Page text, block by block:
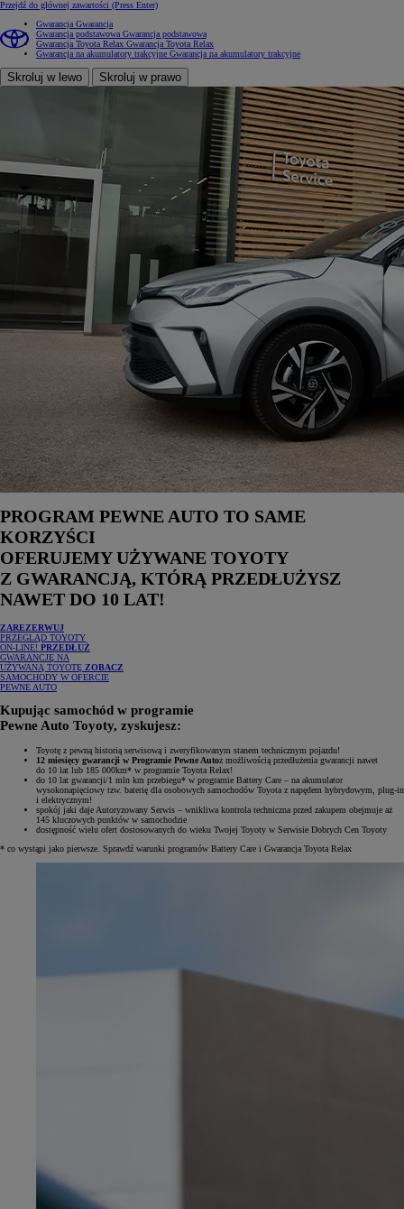
Przejdź do głównej zawartości (Press Enter)
Gwarancja Gwarancja
Gwarancja podstawowa Gwarancja podstawowa
Gwarancja Toyota Relax Gwarancja Toyota Relax
Gwarancja na akumulatory trakcyjne Gwarancja na akumulatory trakcyjne
Skroluj w lewo Skroluj w prawo
PROGRAM PEWNE AUTO TO SAME
KORZYŚCI
OFERUJEMY UŻYWANE TOYOTY
Z GWARANCJĄ, KTÓRĄ PRZEDŁUŻYSZ
NAWET DO 10 LAT!
ZAREZERWUJ
PRZEGLĄD TOYOTY
ON-LINE! PRZEDŁUŻ
GWARANCJĘ NA
UŻYWANĄ TOYOTĘ ZOBACZ
SAMOCHODY W OFERCIE
PEWNE AUTO
Kupując samochód w programie
Pewne Auto Toyoty, zyskujesz:
Toyotę z pewną historią serwisową i zweryfikowanym stanem technicznym pojazdu!
12 miesięcy gwarancji w Programie Pewne Autoz możliwością przedłużenia gwarancji nawet
do 10 lat lub 185 000km* w programie Toyota Relax!
do 10 lat gwarancji/1 mln km przebiegu* w programie Battery Care – na akumulator
wysokonapięciowy tzw. baterię dla osobowych samochodów Toyota z napędem hybrydowym, plug-in
i elektrycznym!
spokój jaki daje Autoryzowany Serwis – wnikliwa kontrola techniczna przed zakupem obejmuje aż
145 kluczowych punktów w samochodzie
dostępność wielu ofert dostosowanych do wieku Twojej Toyoty w Serwisie Dobrych Cen Toyoty
* co wystąpi jako pierwsze. Sprawdź warunki programów Battery Care i Gwarancja Toyota Relax